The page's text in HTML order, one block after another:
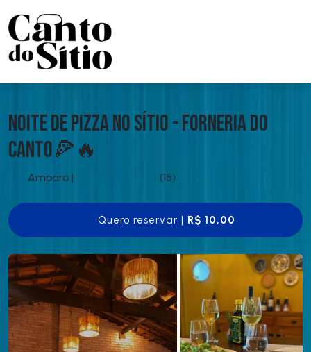
Noite de Pizza no Sítio - Forneria do
Canto🍕🔥
Amparo | (15)
Quero reservar | R$ 10,00